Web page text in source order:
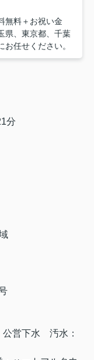
無料＋お祝い金
県、東京都、千葉
任せください。
分
公営下水 汚水：